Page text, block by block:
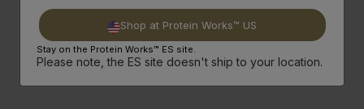
CÓDIGO: EURO
Shop at Protein Works™ US
Stay on the Protein Works™ ES site.
Please note, the ES site doesn't ship to your location.